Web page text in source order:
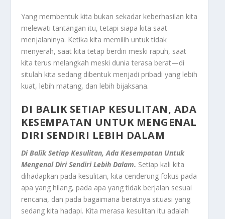
Yang membentuk kita bukan sekadar keberhasilan kita
melewati tantangan itu, tetapi siapa kita saat
menjalaninya. Ketika kita memilih untuk tidak
menyerah, saat kita tetap berdiri meski rapuh, saat
kita terus melangkah meski dunia terasa berat—di
situlah kita sedang dibentuk menjadi pribadi yang lebih
kuat, lebih matang, dan lebih bijaksana.
DI BALIK SETIAP KESULITAN, ADA
KESEMPATAN UNTUK MENGENAL
DIRI SENDIRI LEBIH DALAM
Di Balik Setiap Kesulitan, Ada Kesempatan Untuk
Mengenal Diri Sendiri Lebih Dalam. Setiap kali kita
dihadapkan pada kesulitan, kita cenderung fokus pada
apa yang hilang, pada apa yang tidak berjalan sesuai
rencana, dan pada bagaimana beratnya situasi yang
sedang kita hadapi. Kita merasa kesulitan itu adalah